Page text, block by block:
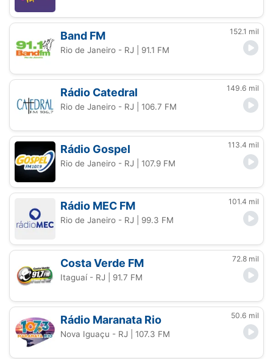
Band FM 152.1 mil
Rio de Janeiro - RJ | 91.1 FM
Rádio Catedral 149.6 mil
Rio de Janeiro - RJ | 106.7 FM
Rádio Gospel 113.4 mil
Rio de Janeiro - RJ | 107.9 FM
Rádio MEC FM 101.4 mil
Rio de Janeiro - RJ | 99.3 FM
Costa Verde FM 72.8 mil
Itaguaí - RJ | 91.7 FM
Rádio Maranata Rio 50.6 mil
Nova Iguaçu - RJ | 107.3 FM